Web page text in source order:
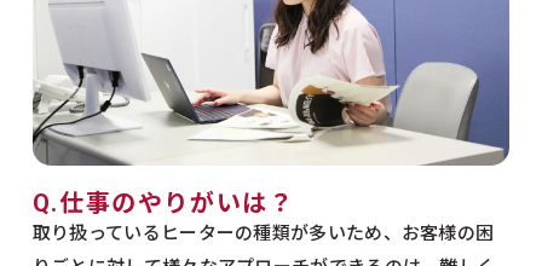
Q.仕事のやりがいは？
取り扱っているヒーターの種類が多いため、お客様の困